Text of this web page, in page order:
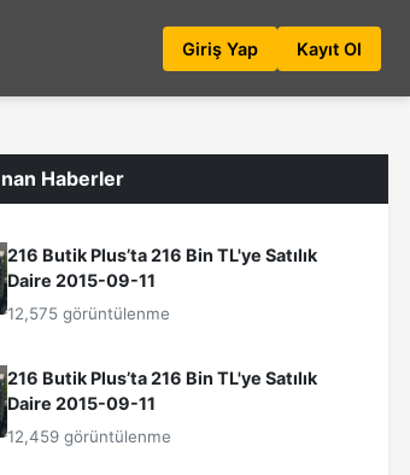
Giriş Yap Kayıt Ol
Haberler
216 Butik Plus’ta 216 Bin TL'ye Satılık
Daire 2015-09-11
12,575 görüntülenme
216 Butik Plus’ta 216 Bin TL'ye Satılık
Daire 2015-09-11
12,459 görüntülenme